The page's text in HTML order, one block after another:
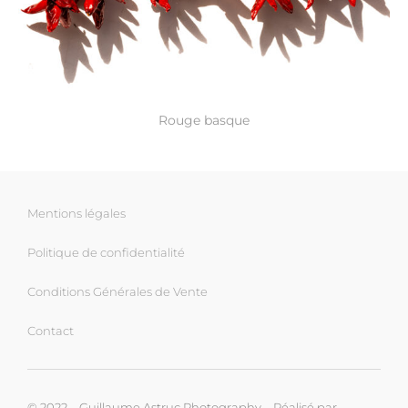
Rouge basque
Mentions légales
Politique de confidentialité
Conditions Générales de Vente
Contact